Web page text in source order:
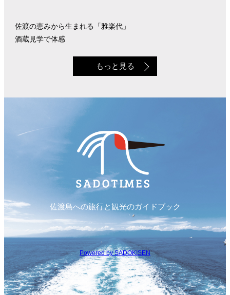
佐渡の恵みから生まれる「雅楽代」
酒蔵見学で体感
もっと見る
佐渡島への旅行と観光のガイドブック
Powered by SADOKISEN